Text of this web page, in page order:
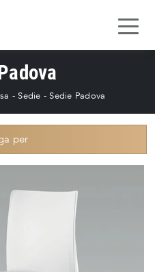
- Sedie - Sedie Padova
per